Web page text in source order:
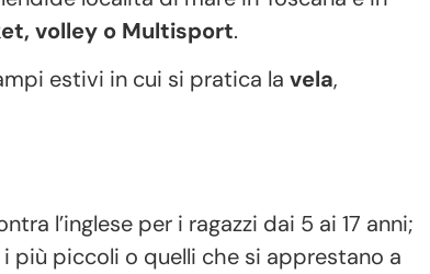
volley o Multisport.
estivi in cui si pratica la vela,
l’inglese per i ragazzi dai 5 ai 17 anni;
più piccoli o quelli che si apprestano a